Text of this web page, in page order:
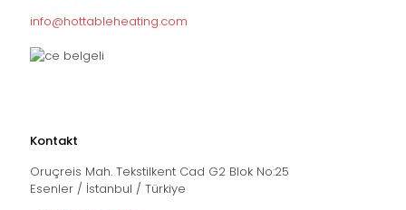
info@hottableheating.com
Kontakt
Oruçreis Mah. Tekstilkent Cad G2 Blok No:25
Esenler / İstanbul / Türkiye